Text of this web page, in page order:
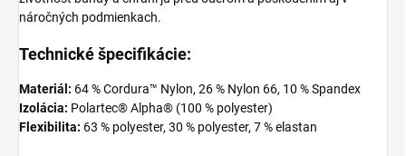
náročných podmienkach.
Technické špecifikácie:
Materiál: 64 % Cordura™ Nylon, 26 % Nylon 66, 10 % Spandex
Izolácia: Polartec® Alpha® (100 % polyester)
Flexibilita: 63 % polyester, 30 % polyester, 7 % elastan